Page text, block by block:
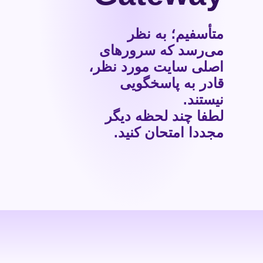
متأسفیم؛ به نظر
می‌رسد که سرورهای
اصلی سایت مورد نظر،
قادر به پاسخگویی
نیستند.
لطفا چند لحظه دیگر
مجددا امتحان کنید.